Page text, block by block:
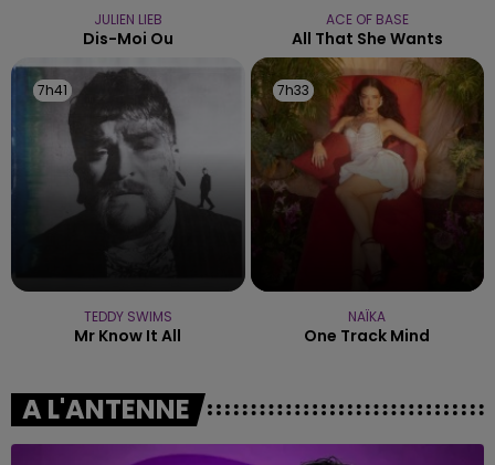
JULIEN LIEB
Dis-Moi Ou
ACE OF BASE
All That She Wants
7h41
7h41
TEDDY SWIMS
Mr Know It All
7h33
7h33
NAÏKA
One Track Mind
A L'ANTENNE